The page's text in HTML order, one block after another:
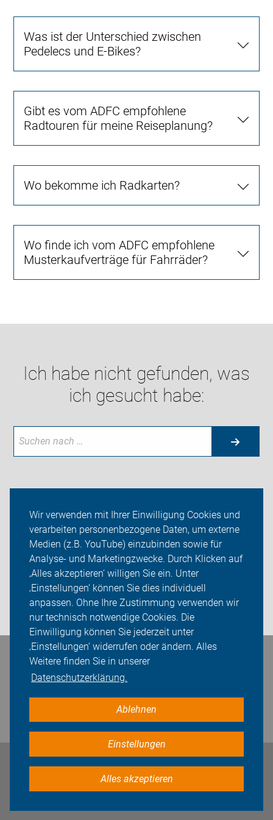
Wir verwenden mit Ihrer Einwilligung Cookies und
verarbeiten personenbezogene Daten, um externe
Medien (z.B. YouTube) einzubinden sowie für
Analyse- und Marketingzwecke. Durch Klicken auf
‚Alles akzeptieren‘ willigen Sie ein. Unter
‚Einstellungen‘ können Sie dies individuell
anpassen. Ohne Ihre Zustimmung verwenden wir
nur technisch notwendige Cookies. Die
Einwilligung können Sie jederzeit unter
‚Einstellungen‘ widerrufen oder ändern. Alles
Weitere finden Sie in unserer
Datenschutzerklärung.
Ablehnen
Einstellungen
Alles akzeptieren
Was ist der Unterschied zwischen
Pedelecs und E-Bikes?
Gibt es vom ADFC empfohlene
Radtouren für meine Reiseplanung?
Wo bekomme ich Radkarten?
Wo finde ich vom ADFC empfohlene
Musterkaufverträge für Fahrräder?
Ich habe nicht gefunden, was
ich gesucht habe:
ADFC Bönen
Sei dabei
Presse
Login
Bleiben Sie in Kontakt